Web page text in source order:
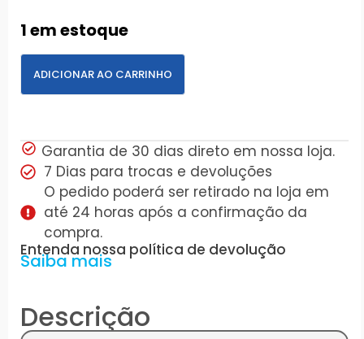
1 em estoque
ADICIONAR AO CARRINHO
Garantia de 30 dias direto em nossa loja.
7 Dias para trocas e devoluções
O pedido poderá ser retirado na loja em
até 24 horas após a confirmação da
compra.
Entenda nossa política de devolução
Saiba mais
Descrição